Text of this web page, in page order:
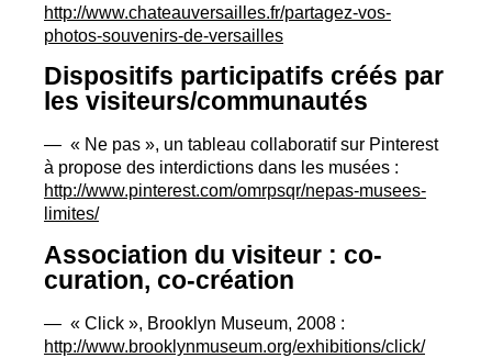
http://www.chateauversailles.fr/partagez-vos-
photos-souvenirs-de-versailles
Dispositifs participatifs créés par
les visiteurs/communautés
— « Ne pas », un tableau collaboratif sur Pinterest
à propose des interdictions dans les musées :
http://www.pinterest.com/omrpsqr/nepas-musees-
limites/
Association du visiteur : co-
curation, co-création
— « Click », Brooklyn Museum, 2008 :
http://www.brooklynmuseum.org/exhibitions/click/